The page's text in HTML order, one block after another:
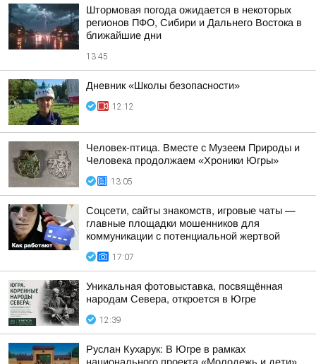
Штормовая погода ожидается в некоторых
регионов ПФО, Сибири и Дальнего Востока в
ближайшие дни
13:45
Дневник «Школы безопасности»
12:12
Человек-птица. Вместе с Музеем Природы и
Человека продолжаем «Хроники Югры»
13:05
Соцсети, сайты знакомств, игровые чаты —
главные площадки мошенников для
коммуникации с потенциальной жертвой
17:07
Уникальная фотовыставка, посвящённая
народам Севера, откроется в Югре
12:39
Руслан Кухарук: В Югре в рамках